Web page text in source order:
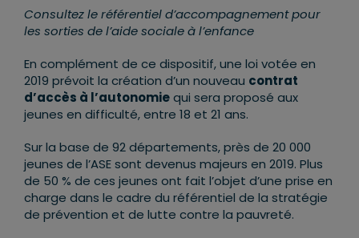
Consultez le référentiel d’accompagnement pour
les sorties de l’aide sociale à l’enfance
En complément de ce dispositif, une loi votée en
2019 prévoit la création d’un nouveau contrat
d’accès à l’autonomiequi sera proposé aux
jeunes en difficulté, entre 18 et 21 ans.
Sur la base de 92 départements, près de 20 000
jeunes de l’ASE sont devenus majeurs en 2019. Plus
de 50 % de ces jeunes ont fait l’objet d’une prise en
charge dans le cadre du référentiel de la stratégie
de prévention et de lutte contre la pauvreté.